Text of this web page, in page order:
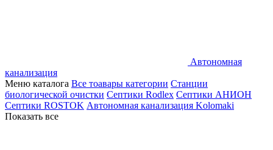
Автономная
канализация
Меню каталога Все тоавары категории Станции
биологической очистки Септики Rodlex Септики АНИОН
Септики ROSTOK Автономная канализация Kolomaki
Показать все